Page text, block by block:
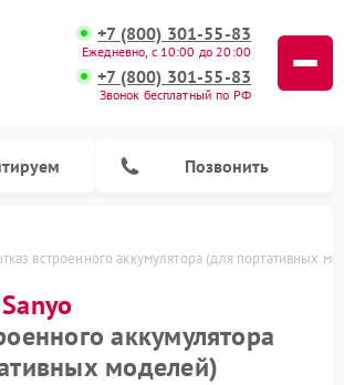
+7 (800) 301-55-83
Ежедневно, с 10:00 до 20:00
+7 (800) 301-55-83
Звонок бесплатный по РФ
Позвонить
встроенного аккумулятора (для портативных
Sanyo
аккумулятора
моделей)